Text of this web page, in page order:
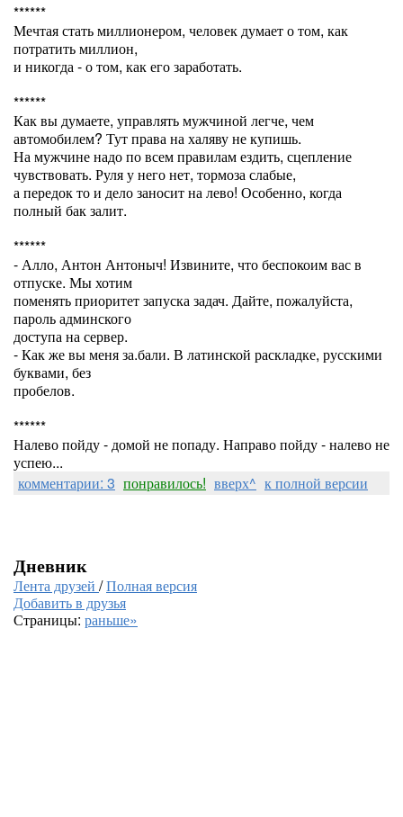
******
Мечтая стать миллионером, человек думает о том, как
потратить миллион,
и никогда - о том, как его заработать.
******
Как вы думаете, управлять мужчиной легче, чем
автомобилем? Тут права на халяву не купишь.
На мужчине надо по всем правилам ездить, сцепление
чувствовать. Руля у него нет, тормоза слабые,
а передок то и дело заносит на лево! Особенно, когда
полный бак залит.
******
- Алло, Антон Антоныч! Извините, что беспокоим вас в
отпуске. Мы хотим
поменять приоритет запуска задач. Дайте, пожалуйста,
пароль админского
доступа на сервер.
- Как же вы меня за.бали. В латинской раскладке, русскими
буквами, без
пробелов.
******
Налево пойду - домой не попаду. Направо пойду - налево не
успею...
комментарии: 3 понравилось! вверх^ к полной версии
Дневник
Лента друзей /Полная версия
Добавить в друзья
Страницы: раньше»